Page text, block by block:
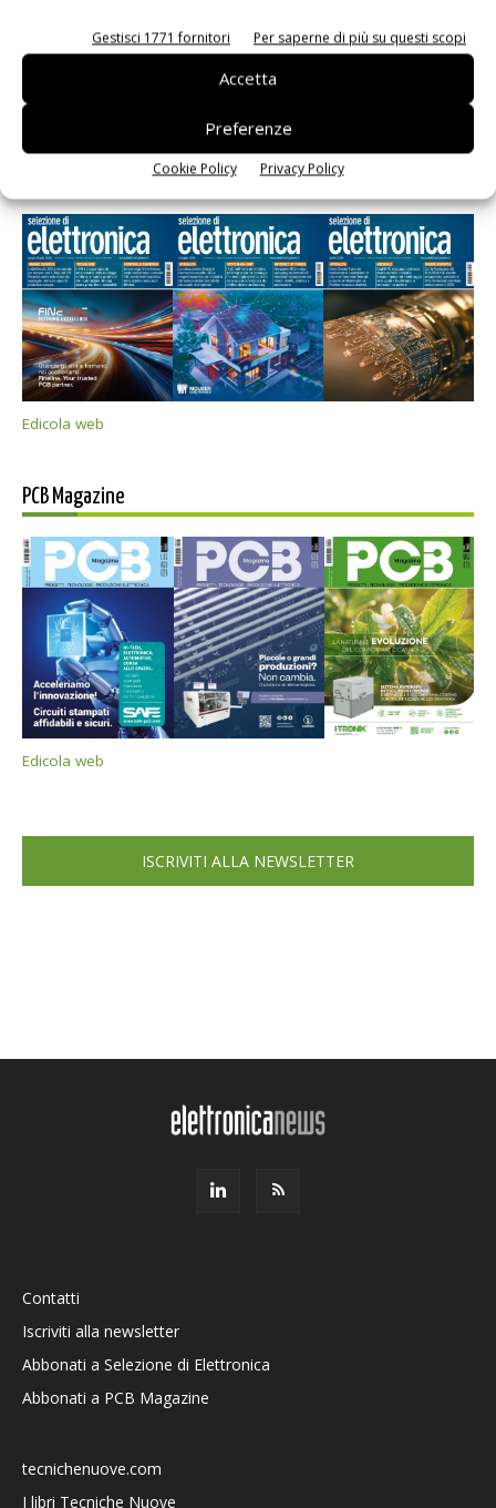
Gestisci 1771 fornitori Per saperne di più su questi scopi
Accetta
Preferenze
Cookie Policy Privacy Policy
Selezione di elettronica
Edicola web
PCB Magazine
Edicola web
ISCRIVITI ALLA NEWSLETTER
Contatti
Iscriviti alla newsletter
Abbonati a Selezione di Elettronica
Abbonati a PCB Magazine
tecnichenuove.com
I libri Tecniche Nuove